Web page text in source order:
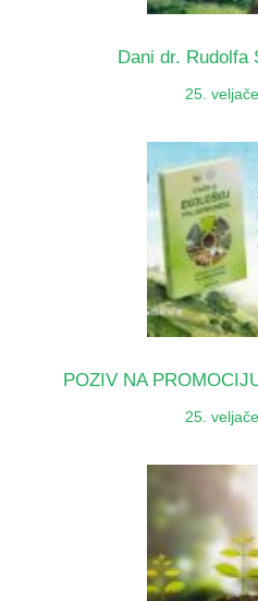
Dani dr. Rudolfa
25.
POZIV NA
25.